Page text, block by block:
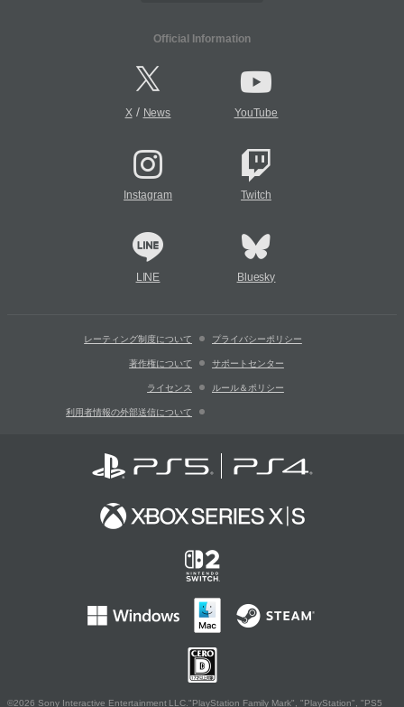
Official Information
X/ News YouTube
Instagram Twitch
LINE Bluesky
レーティング制度について プライバシーポリシー
著作権について サポートセンター
ライセンス ルール＆ポリシー
利用者情報の外部送信について
©2026 Sony Interactive Entertainment LLC."PlayStation Family Mark", "PlayStation", "PS5